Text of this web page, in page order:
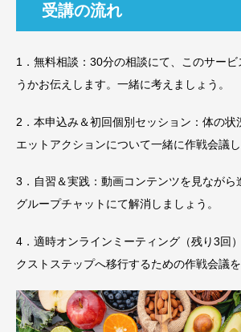
受講の流れ
1．無料相談：30分の相談にて、このサー
うかお伝えします。一緒に考えましょう。
2．本申込み＆初回個別セッション：体の状
エットアクションについて一緒に作戦会議し
3．自習＆実践：動画コンテンツを見ながら
グループチャットにて解消しましょう。
4．適時オンラインミーティング（残り3回
クストステップへ移行するための作戦会議を